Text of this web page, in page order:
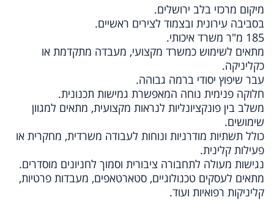
מיקום מרכזי בלב ירושלים.
בסביבה עירונית ובצמוד לצירים ראשיים.
185 מ"ר משרד איכותי.
מתאים לשימוש כמשרד מקצועי, מעבדה מתקדמת או
כקליניקה.
עבר שיפוץ יסודי ברמה גבוהה.
חלוקה פנימית נוחה המאפשרת גמישות תכנונית.
משלב בין פונקציונליות לנראות מקצועית, מתאים למגוון
שימושים.
כולל תשתיות מודרניות ונוחות לעבודה משרדית, מחקרית או
פעילות קלינית.
נגישות מעולה לתחבורה ציבורית וסמוך לחניונים מוסדרים.
מתאים לעסקים טכנולוגיים, סטארטאפים, מעבדות פרטיות,
קליניקות רפואיות ועוד.